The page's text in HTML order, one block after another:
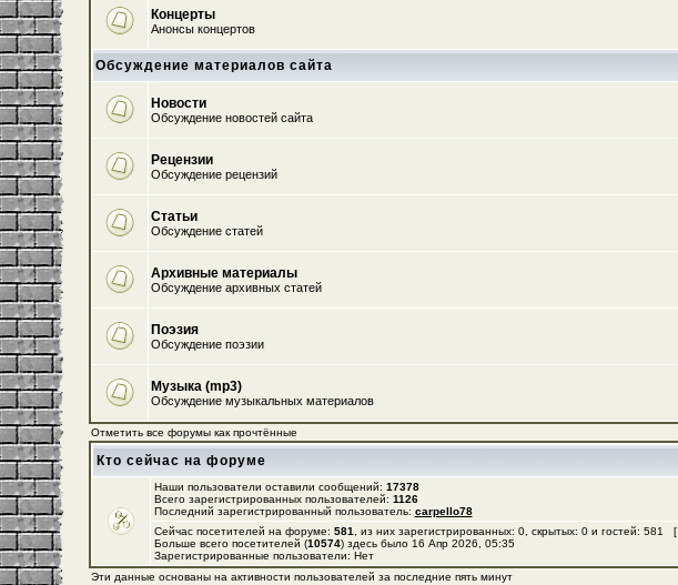
Концерты
Анонсы концертов
Обсуждение материалов сайта
Новости
Обсуждение новостей сайта
Рецензии
Обсуждение рецензий
Статьи
Обсуждение статей
Архивные материалы
Обсуждение архивных статей
Поэзия
Обсуждение поэзии
Музыка (mp3)
Обсуждение музыкальных материалов
Отметить все форумы как прочтённые
Кто сейчас на форуме
Наши пользователи оставили сообщений: 17378
Всего зарегистрированных пользователей: 1126
Последний зарегистрированный пользователь: carpello78
Сейчас посетителей на форуме: 581 , из них зарегистрированных: 0, скрытых: 0 и гостей: 581 [
Больше всего посетителей (10574) здесь было 16 Апр 2026, 05:35
Зарегистрированные пользователи: Нет
Эти данные основаны на активности пользователей за последние пять минут